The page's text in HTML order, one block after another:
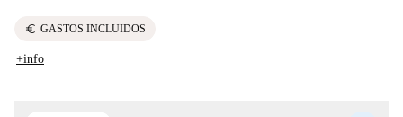
euro GASTOS INCLUIDOS
+info